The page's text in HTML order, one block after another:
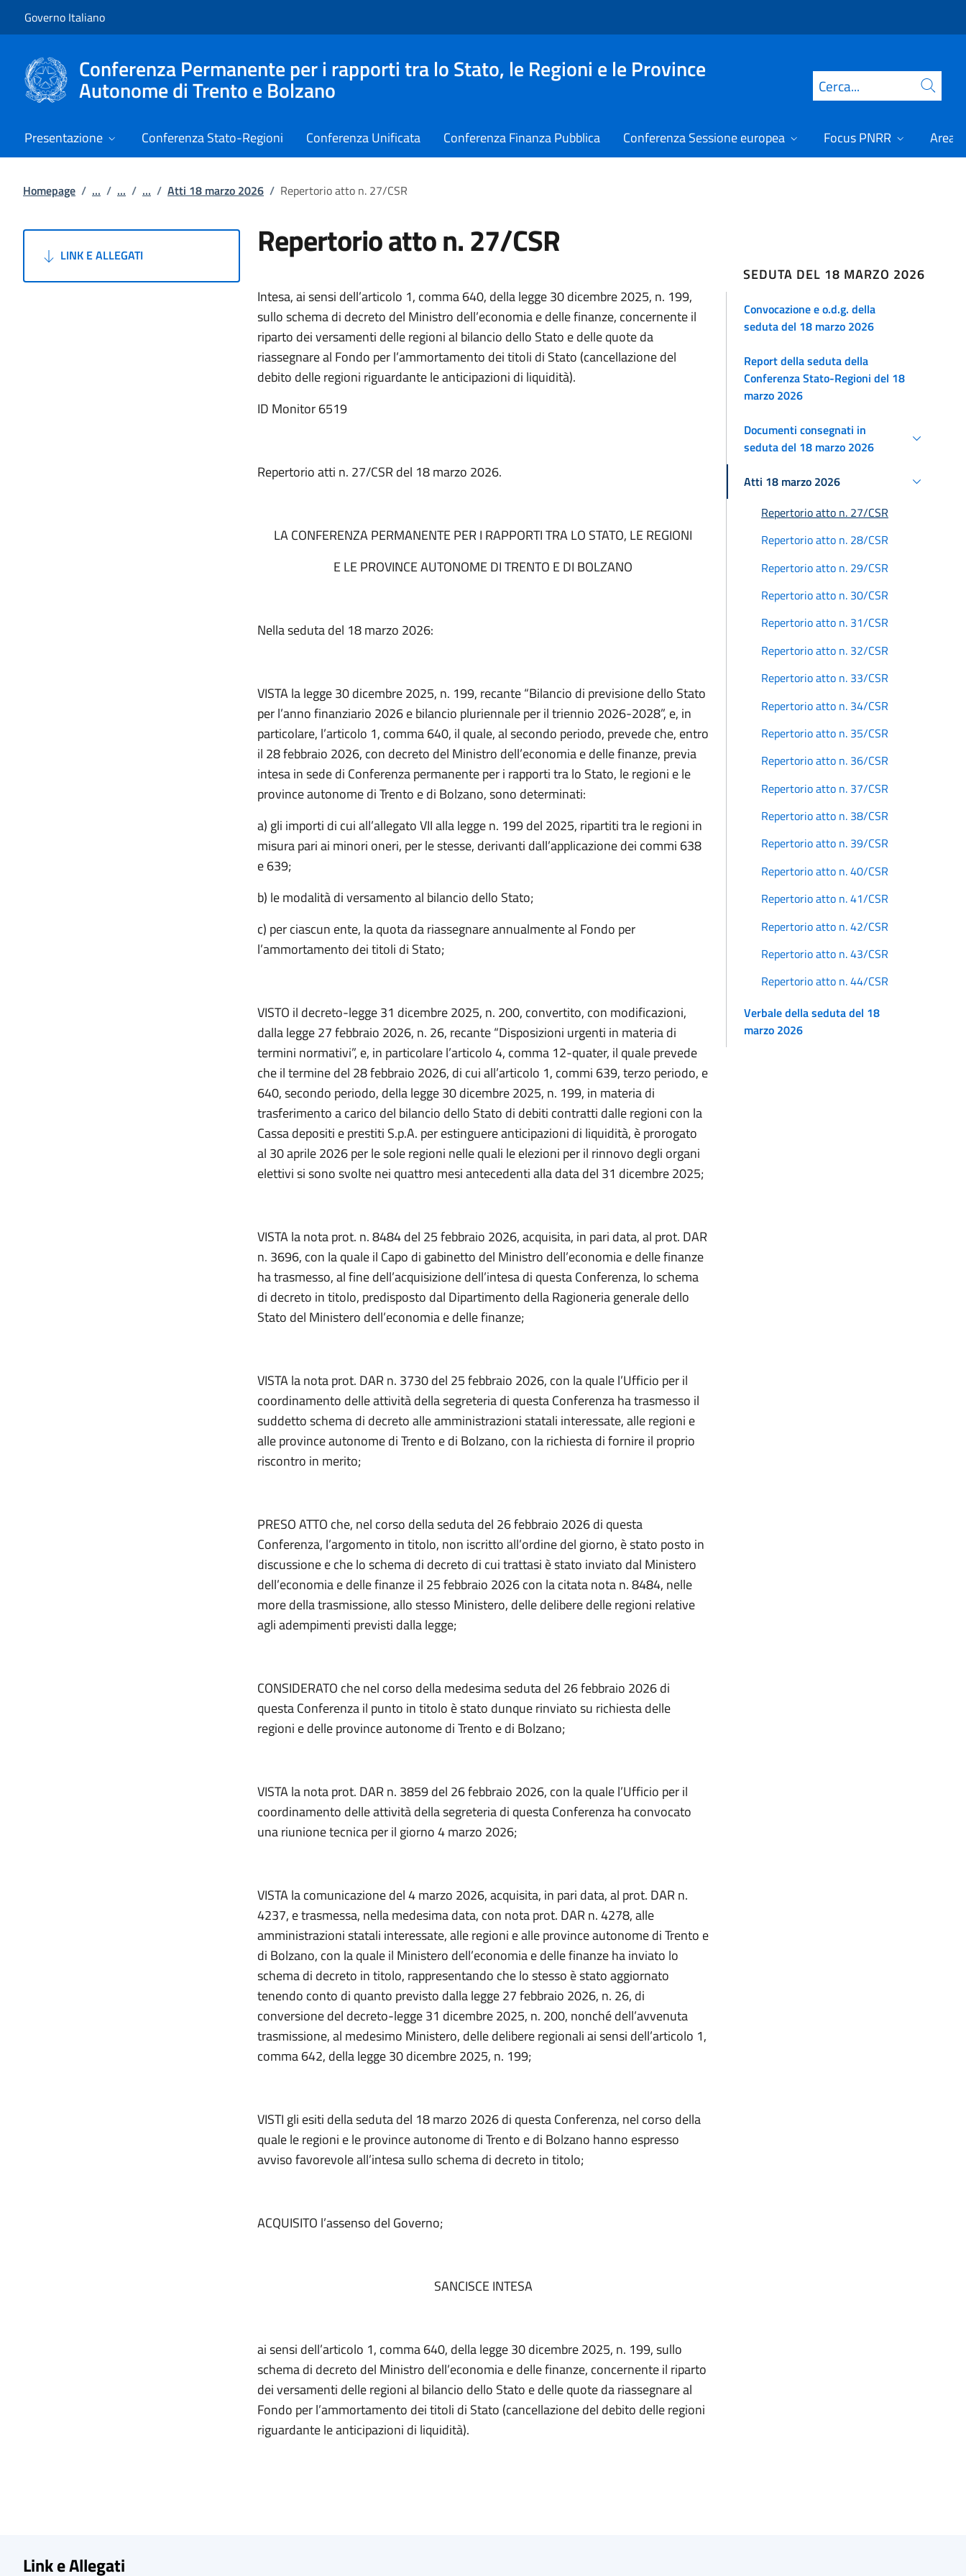
Governo Italiano
Conferenza Permanente per i rapporti tra lo Stato, le Regioni e le Province
Autonome di Trento e Bolzano Cerca
Presentazione Conferenza Stato-Regioni Conferenza Unificata Conferenza Finanza Pubblica Conferenza Sessione europea Focus PNRR Area
Homepage / ... / ... / ... / Atti 18 marzo 2026 / Repertorio atto n. 27/CSR
LINK E ALLEGATI Repertorio atto n. 27/CSR
Intesa, ai sensi dell’articolo 1, comma 640, della legge 30 dicembre 2025, n. 199,
sullo schema di decreto del Ministro dell’economia e delle finanze, concernente il
riparto dei versamenti delle regioni al bilancio dello Stato e delle quote da
riassegnare al Fondo per l’ammortamento dei titoli di Stato (cancellazione del
debito delle regioni riguardante le anticipazioni di liquidità).
ID Monitor 6519
Repertorio atti n. 27/CSR del 18 marzo 2026.
LA CONFERENZA PERMANENTE PER I RAPPORTI TRA LO STATO, LE REGIONI
E LE PROVINCE AUTONOME DI TRENTO E DI BOLZANO
Nella seduta del 18 marzo 2026:
VISTA la legge 30 dicembre 2025, n. 199, recante “Bilancio di previsione dello Stato
per l’anno finanziario 2026 e bilancio pluriennale per il triennio 2026-2028”, e, in
particolare, l’articolo 1, comma 640, il quale, al secondo periodo, prevede che, entro
il 28 febbraio 2026, con decreto del Ministro dell’economia e delle finanze, previa
intesa in sede di Conferenza permanente per i rapporti tra lo Stato, le regioni e le
province autonome di Trento e di Bolzano, sono determinati:
a) gli importi di cui all’allegato VII alla legge n. 199 del 2025, ripartiti tra le regioni in
misura pari ai minori oneri, per le stesse, derivanti dall’applicazione dei commi 638
e 639;
b) le modalità di versamento al bilancio dello Stato;
c) per ciascun ente, la quota da riassegnare annualmente al Fondo per
l’ammortamento dei titoli di Stato;
VISTO il decreto-legge 31 dicembre 2025, n. 200, convertito, con modificazioni,
dalla legge 27 febbraio 2026, n. 26, recante “Disposizioni urgenti in materia di
termini normativi”, e, in particolare l’articolo 4, comma 12-quater, il quale prevede
che il termine del 28 febbraio 2026, di cui all’articolo 1, commi 639, terzo periodo, e
640, secondo periodo, della legge 30 dicembre 2025, n. 199, in materia di
trasferimento a carico del bilancio dello Stato di debiti contratti dalle regioni con la
Cassa depositi e prestiti S.p.A. per estinguere anticipazioni di liquidità, è prorogato
al 30 aprile 2026 per le sole regioni nelle quali le elezioni per il rinnovo degli organi
elettivi si sono svolte nei quattro mesi antecedenti alla data del 31 dicembre 2025;
VISTA la nota prot. n. 8484 del 25 febbraio 2026, acquisita, in pari data, al prot. DAR
n. 3696, con la quale il Capo di gabinetto del Ministro dell’economia e delle finanze
ha trasmesso, al fine dell’acquisizione dell’intesa di questa Conferenza, lo schema
di decreto in titolo, predisposto dal Dipartimento della Ragioneria generale dello
Stato del Ministero dell’economia e delle finanze;
VISTA la nota prot. DAR n. 3730 del 25 febbraio 2026, con la quale l’Ufficio per il
coordinamento delle attività della segreteria di questa Conferenza ha trasmesso il
suddetto schema di decreto alle amministrazioni statali interessate, alle regioni e
alle province autonome di Trento e di Bolzano, con la richiesta di fornire il proprio
riscontro in merito;
PRESO ATTO che, nel corso della seduta del 26 febbraio 2026 di questa
Conferenza, l’argomento in titolo, non iscritto all’ordine del giorno, è stato posto in
discussione e che lo schema di decreto di cui trattasi è stato inviato dal Ministero
dell’economia e delle finanze il 25 febbraio 2026 con la citata nota n. 8484, nelle
more della trasmissione, allo stesso Ministero, delle delibere delle regioni relative
agli adempimenti previsti dalla legge;
CONSIDERATO che nel corso della medesima seduta del 26 febbraio 2026 di
questa Conferenza il punto in titolo è stato dunque rinviato su richiesta delle
regioni e delle province autonome di Trento e di Bolzano;
VISTA la nota prot. DAR n. 3859 del 26 febbraio 2026, con la quale l’Ufficio per il
coordinamento delle attività della segreteria di questa Conferenza ha convocato
una riunione tecnica per il giorno 4 marzo 2026;
VISTA la comunicazione del 4 marzo 2026, acquisita, in pari data, al prot. DAR n.
4237, e trasmessa, nella medesima data, con nota prot. DAR n. 4278, alle
amministrazioni statali interessate, alle regioni e alle province autonome di Trento e
di Bolzano, con la quale il Ministero dell’economia e delle finanze ha inviato lo
schema di decreto in titolo, rappresentando che lo stesso è stato aggiornato
tenendo conto di quanto previsto dalla legge 27 febbraio 2026, n. 26, di
conversione del decreto-legge 31 dicembre 2025, n. 200, nonché dell’avvenuta
trasmissione, al medesimo Ministero, delle delibere regionali ai sensi dell’articolo 1,
comma 642, della legge 30 dicembre 2025, n. 199;
VISTI gli esiti della seduta del 18 marzo 2026 di questa Conferenza, nel corso della
quale le regioni e le province autonome di Trento e di Bolzano hanno espresso
avviso favorevole all’intesa sullo schema di decreto in titolo;
ACQUISITO l’assenso del Governo;
SANCISCE INTESA
ai sensi dell’articolo 1, comma 640, della legge 30 dicembre 2025, n. 199, sullo
schema di decreto del Ministro dell’economia e delle finanze, concernente il riparto
dei versamenti delle regioni al bilancio dello Stato e delle quote da riassegnare al
Fondo per l’ammortamento dei titoli di Stato (cancellazione del debito delle regioni
riguardante le anticipazioni di liquidità).
SEDUTA DEL 18 MARZO 2026
Convocazione e o.d.g. della
seduta del 18 marzo 2026
Report della seduta della
Conferenza Stato-Regioni del 18
marzo 2026
Documenti consegnati in
seduta del 18 marzo 2026
Atti 18 marzo 2026
Repertorio atto n. 27/CSR
Repertorio atto n. 28/CSR
Repertorio atto n. 29/CSR
Repertorio atto n. 30/CSR
Repertorio atto n. 31/CSR
Repertorio atto n. 32/CSR
Repertorio atto n. 33/CSR
Repertorio atto n. 34/CSR
Repertorio atto n. 35/CSR
Repertorio atto n. 36/CSR
Repertorio atto n. 37/CSR
Repertorio atto n. 38/CSR
Repertorio atto n. 39/CSR
Repertorio atto n. 40/CSR
Repertorio atto n. 41/CSR
Repertorio atto n. 42/CSR
Repertorio atto n. 43/CSR
Repertorio atto n. 44/CSR
Verbale della seduta del 18
marzo 2026
Link e Allegati